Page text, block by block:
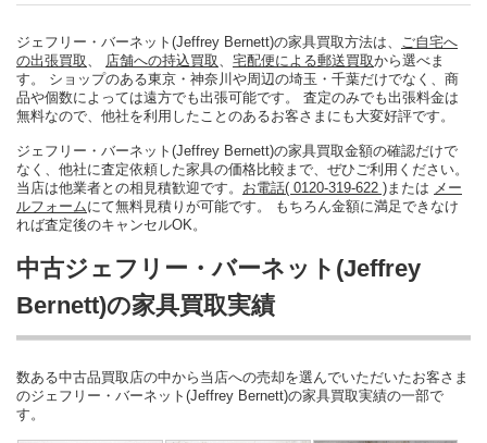
ジェフリー・バーネット(Jeffrey Bernett)の家具買取方法は、
ご自宅へ
の出張買取
店舗への持込買取 宅配便による郵送買取から選べま
す。 ショップのある東京・神奈川や周辺の埼玉・千葉だけでなく、商
品や個数によっては遠方でも出張可能です。 査定のみでも出張料金は
無料なので、他社を利用したことのあるお客さまにも大変好評です。
ジェフリー・バーネット(Jeffrey Bernett)の家具買取金額の確認だけで
なく、他社に査定依頼した家具の価格比較まで、ぜひご利用ください。
当店は他業者との相見積歓迎です。 お電話( 0120-319-622 ) または メー
ルフォームにて無料見積りが可能です。 もちろん金額に満足できなけ
れば査定後のキャンセルOK。
中古ジェフリー・バーネット(Jeffrey
Bernett)の家具買取実績
数ある中古品買取店の中から当店への売却を選んでいただいたお客さま
のジェフリー・バーネット(Jeffrey Bernett)の家具買取実績の一部で
す。